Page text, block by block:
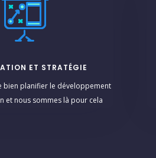
ET STRATÉGIE
bien planifier le développement
et nous sommes là pour cela